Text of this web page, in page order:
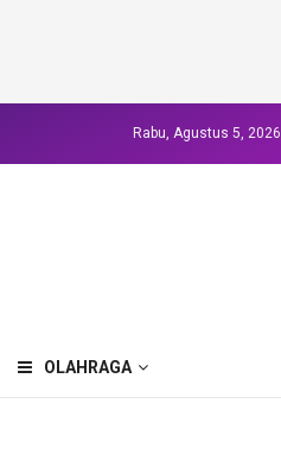
Rabu, Agustus 5, 2026
OLAHRAGA